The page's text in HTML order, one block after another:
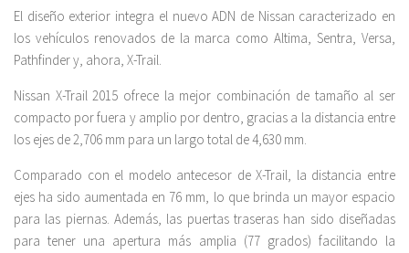
El diseño exterior integra el nuevo ADN de Nissan caracterizado en
los vehículos renovados de la marca como Altima, Sentra, Versa,
Pathfinder y, ahora, X-Trail.
Nissan X-Trail 2015 ofrece la mejor combinación de tamaño al ser
compacto por fuera y amplio por dentro, gracias a la distancia entre
los ejes de 2,706 mm para un largo total de 4,630 mm.
Comparado con el modelo antecesor de X-Trail, la distancia entre
ejes ha sido aumentada en 76 mm, lo que brinda un mayor espacio
para las piernas. Además, las puertas traseras han sido diseñadas
para tener una apertura más amplia (77 grados) facilitando la